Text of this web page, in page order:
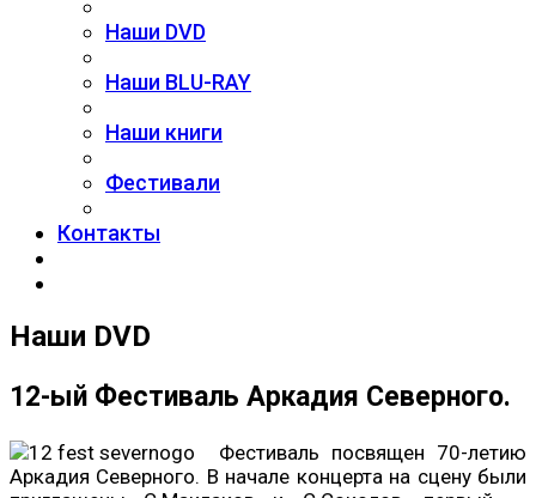
Наши DVD
Наши BLU-RAY
Наши книги
Фестивали
Контакты
Наши DVD
12-ый Фестиваль Аркадия Северного.
Фестиваль посвящен 70-летию
Аркадия Северного. В начале концерта на сцену были